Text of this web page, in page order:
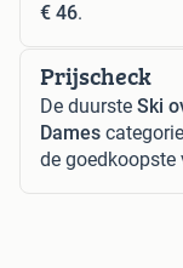
€ 46.
Prijscheck
De duurste Ski
Dames
de goedkoopste